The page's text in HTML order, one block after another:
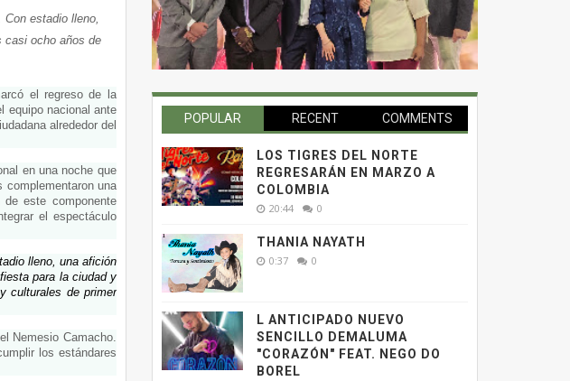
estadio lleno,
casi ocho años de
el regreso de la
equipo nacional ante
alrededor del
en una noche que
una
este componente
el espectáculo
lleno, una afición
para la ciudad y
culturales de primer
Nemesio Camacho.
los estándares
POPULAR RECENT COMMENTS
LOS TIGRES DEL NORTE
REGRESARÁN EN MARZO A
COLOMBIA
20:44 0
THANIA NAYATH
0:37 0
L ANTICIPADO NUEVO
SENCILLO DEMALUMA
"CORAZÓN" FEAT. NEGO DO
BOREL